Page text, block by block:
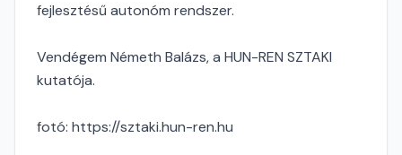
fejlesztésű autonóm rendszer.
Vendégem Németh Balázs, a HUN-REN SZTAKI
kutatója.
fotó: https://sztaki.hun-ren.hu